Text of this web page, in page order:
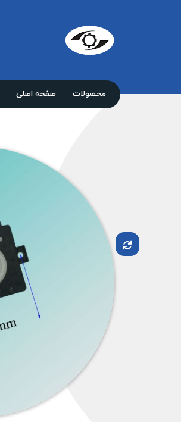
محصولات صفحه اصلی